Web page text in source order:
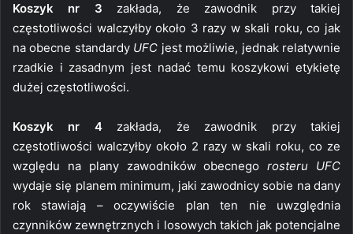
Koszyk nr 3 zakłada, że zawodnik przy takiej
częstotliwości walczyłby około 3 razy w skali roku, co jak
na obecne standardy UFC jest możliwie, jednak relatywnie
rzadkie i zasadnym jest nadać temu koszykowi etykietę
dużej częstotliwości.
Koszyk nr 4zakłada, że zawodnik przy takiej
częstotliwości walczyłby około 2 razy w skali roku, co ze
względu na plany zawodników obecnegorosteru UFC
wydaje się planem minimum, jaki zawodnicy sobie na dany
rok stawiają – oczywiście plan ten nie uwzględnia
czynników zewnętrznych i losowych takich jak potencjalne